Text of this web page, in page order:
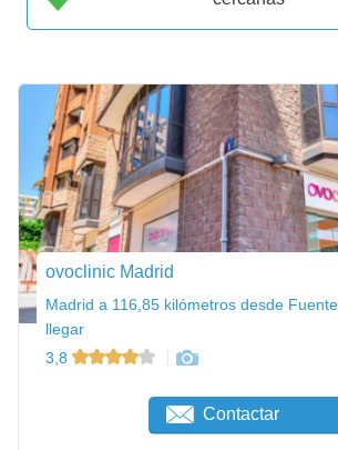
ovoclinic Madrid
Madrid a 116,85 kilómetros desde
llegar
3,8
Contactar